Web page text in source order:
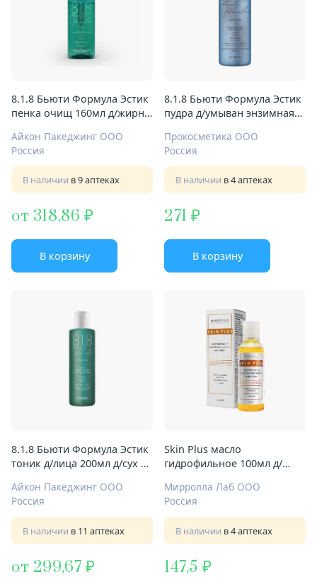
8.1.8 Бьюти Формула Эстик
пенка очищ 160мл д/жирн
Айкон Пакеджинг ООО
Россия
В наличии в 9 аптеках
от 318,86
В корзину
8.1.8 Бьюти Формула Эстик
пудра д/умыван энзимная
Прокосметика ООО
Россия
В наличии в 4 аптеках
271
В корзину
8.1.8 Бьюти Формула Эстик
тоник д/лица 200мл д/сух и
Айкон Пакеджинг ООО
Россия
В наличии в 11 аптеках
от 299,67
Skin Plus масло
гидрофильное 100мл д/
Мирролла Лаб ООО
Россия
В наличии в 4 аптеках
147,5